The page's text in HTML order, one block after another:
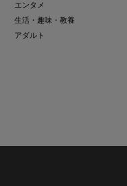
エンタメ
生活・趣味・教養
アダルト